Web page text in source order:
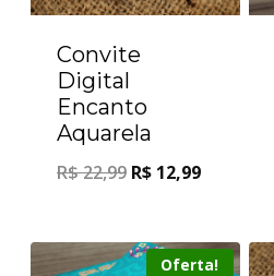
Convite
Digital
Encanto
Aquarela
R$22,99 R$ 12,99
Oferta!